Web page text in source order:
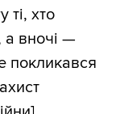
хто
а вночі —
покликався